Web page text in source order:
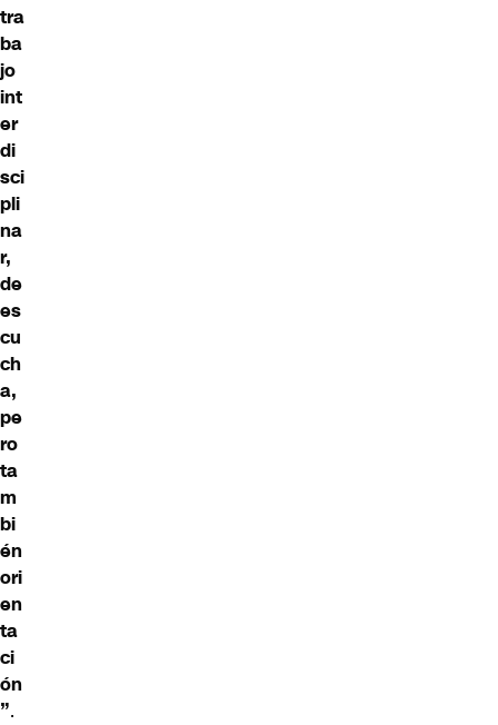
tra
ba
jo
int
er
di
sci
pli
na
r,
de
es
cu
ch
a,
pe
ro
ta
m
bi
én
ori
en
ta
ci
ón
”.